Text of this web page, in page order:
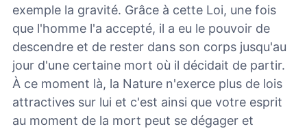
exemple la gravité. Grâce à cette Loi, une fois
que l'homme l'a accepté, il a eu le pouvoir de
descendre et de rester dans son corps jusqu'au
jour d'une certaine mort où il décidait de partir.
À ce moment là, la Nature n'exerce plus de lois
attractives sur lui et c'est ainsi que votre esprit
au moment de la mort peut se dégager et